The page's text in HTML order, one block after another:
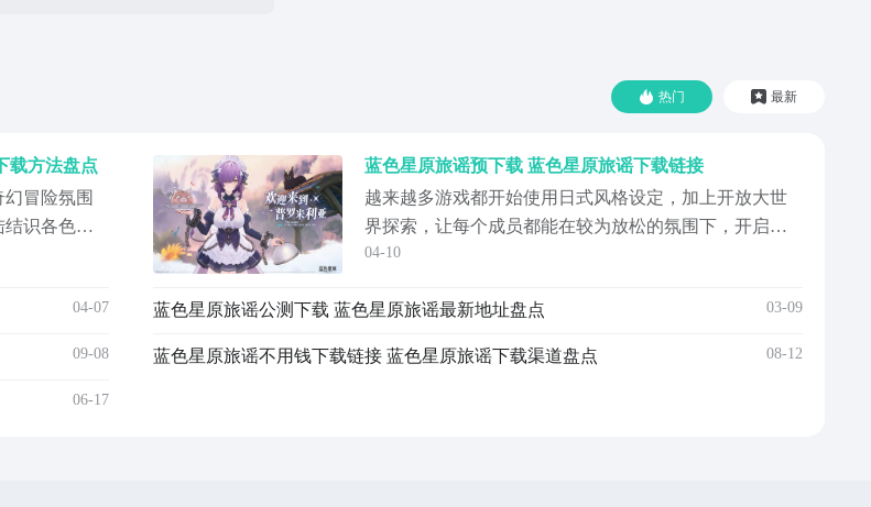
热门 最新
载方法盘点
冒险氛围
结识各色性
原旅谣下
，作为阿04-07
09-08
06-17
蓝色星原旅谣预下载 蓝色星原旅谣下载链接
越来越多游戏都开始使用日式风格设定，加上开放大世
界探索，让每个成员都能在较为放松的氛围下，开启独
特的二次元冒险，蓝色星原旅谣主打大世界宠物共斗设
幻想大世界角色扮演的成员，都可以加入到游戏中，跟
谣》最新预...
04-10
蓝色星原旅谣公测下载 蓝色星原旅谣最新地址盘点 03-09
蓝色星原旅谣不用钱下载链接 蓝色星原旅谣下载渠道盘点 08-12